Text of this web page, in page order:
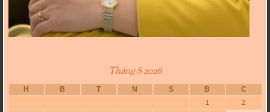
Tháng 8 2026
H B T N S B C
1
2